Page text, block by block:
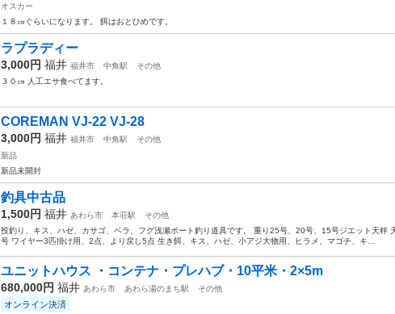
オスカー
１８㎝ぐらいになります。 餌はおとひめです。
ラプラディー
3,000円 福井 福井市 中角駅
その他
３０㎝ 人工エサ食べてます。
COREMAN VJ-22 VJ-28
3,000円 福井 福井市 中角駅
その他
新品
新品未開封
釣具中古品
1,500円 福井 あわら市 本荘駅
その他
投釣り、キス、ハゼ、カサゴ、ベラ、フグ浅瀬ボート釣り道具です。 重り25号、20号、15号ジエット天秤
号 ワイヤー3匹掛け用、2点、より戻し5点 生き餌、キス、ハゼ、小アジ大物用、ヒラメ、マゴチ、キ...
ユニットハウス ・コンテナ・プレハブ・10平米・2×5m
680,000円 福井 あわら市 あわら湯のまち駅 その他
オンライン決済